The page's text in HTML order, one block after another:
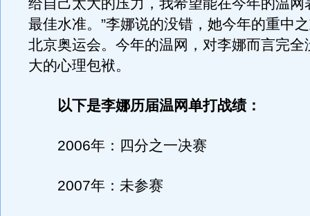
给自己太大的压力，我希望能在今年的温网
最佳水准。”李娜说的没错，她今年的重中
北京奥运会。今年的温网，对李娜而言完全
大的心理包袱。
以下是李娜历届温网单打战绩：
2006年：四分之一决赛
2007年：未参赛